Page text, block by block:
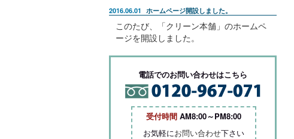
2016.06.01 ホームページ開設しました。
このたび、「クリーン本舗」のホームペ
ージを開設しました。
電話でのお問い合わせはこちら
受付時間AM8:00～PM8:00
お気軽にお問い合わせ下さい